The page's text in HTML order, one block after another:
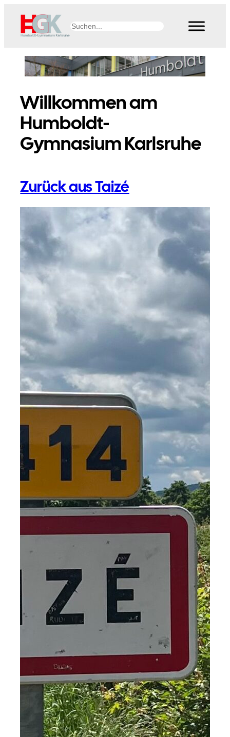
Inhalt
springen
Suchen
Willkommen am
Humboldt-
Gymnasium Karlsruhe
Zurück aus Taizé